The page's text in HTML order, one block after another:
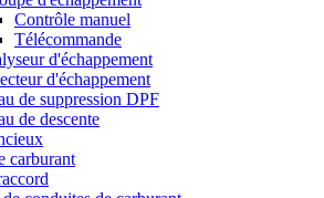
Contrôle manuel
Télécommande
d'échappement
d'échappement
de suppression DPF
de descente
carburant